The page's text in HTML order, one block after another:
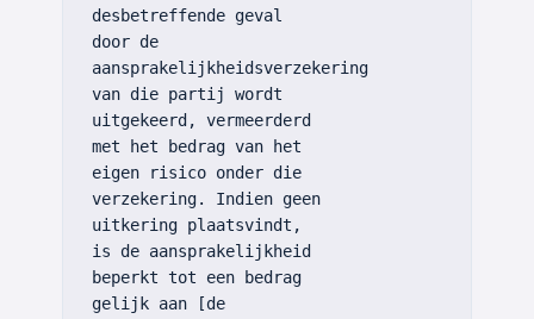
desbetreffende geval
door de
aansprakelijkheidsverzekering
van die partij wordt
uitgekeerd, vermeerderd
met het bedrag van het
eigen risico onder die
verzekering. Indien geen
uitkering plaatsvindt,
is de aansprakelijkheid
beperkt tot een bedrag
gelijk aan [de